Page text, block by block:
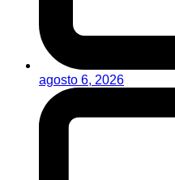
agosto 6, 2026